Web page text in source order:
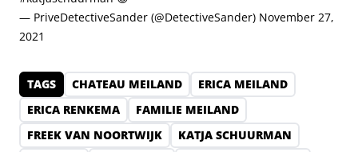
— PriveDetectiveSander (@DetectiveSander) November 27,
2021
TAGS CHATEAU MEILAND
ERICA MEILAND
ERICA RENKEMA
FAMILIE MEILAND
FREEK VAN NOORTWIJK
KATJA SCHUURMAN